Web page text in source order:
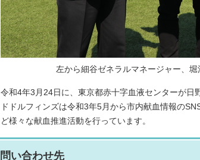
左から細谷ゼネラルマネージャー、
令和4年3月24日に、東京都赤十字血液センターが日
ドドルフィンズは令和3年5月から市内献血情報の
ど様々な献血推進活動を行っています。
問い合わせ先